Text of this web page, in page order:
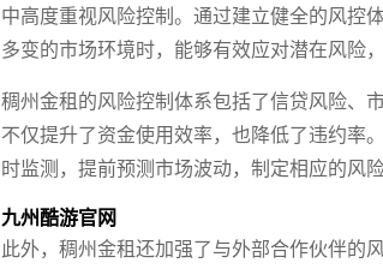
中高度重视风险控制。通过建立健全的风控
多变的市场环境时，能够有效应对潜在风险
稠州金租的风险控制体系包括了信贷风险、
不仅提升了资金使用效率，也降低了违约率
时监测，提前预测市场波动，制定相应的风
九州酷游官网
此外，稠州金租还加强了与外部合作伙伴的